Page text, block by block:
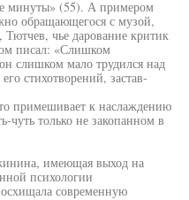
минуты» (55). А примером
обращающегося с музой,
чье дарование критик
писал: «Слишком
слишком мало трудился над
стихотворений, застав-
примешивает к наслаждению
чуть только не закопанном в
имеющая выход на
психологии
современную